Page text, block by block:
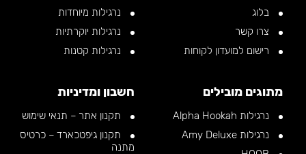
בלוג
צרו קשר
רישום למועדון לקוחות
נרגילות מיוחדות
נרגילות יוקרתיות
נרגילות קטנות
מתוגים מובילים
נרגילות Alpha Hookah
נרגילות Amy Deluxe
חשבון ומדיניות
תקנון אתר – תנאי שימוש
תקנון גיפטכארד – כרטיס
מתנה